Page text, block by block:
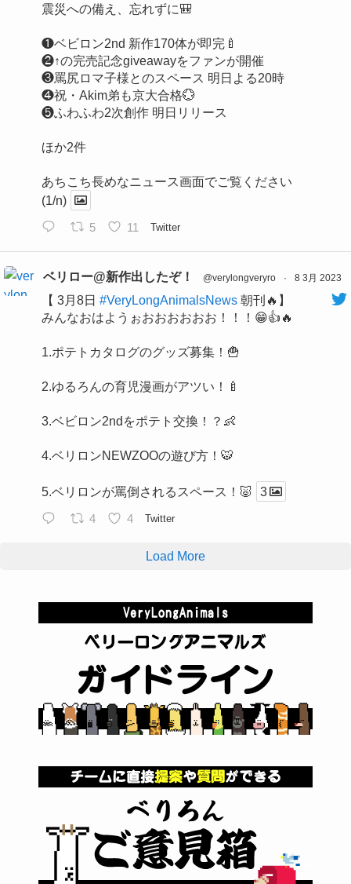
震災への備え、忘れずに🎒
❶ベビロン2nd 新作170体が即完🍼
❷↑の完売記念giveawayをファンが開催
❸罵尻ロマ子様とのスペース 明日よる20時
❹祝・Akim弟も京大合格💮
❺ふわふわ2次創作 明日リリース
ほか2件
あちこち長めなニュース画面でご覧ください
(1/n)
5 11 Twitter
ベリロー@新作出したぞ！ @verylongveryro · 8 3月 2023
【 3月8日 #VeryLongAnimalsNews 朝刊🔥】
みんなおはようぉおおおおおお！！！😁👍🔥
1.ポテトカタログのグッズ募集！🍟
2.ゆるろんの育児漫画がアツい！🍼
3.ベビロン2ndをポテト交換！？👶
4.ベリロンNEWZOOの遊び方！🐯
5.ベリロンが罵倒されるスペース！🐷 3
4 4 Twitter
Load More